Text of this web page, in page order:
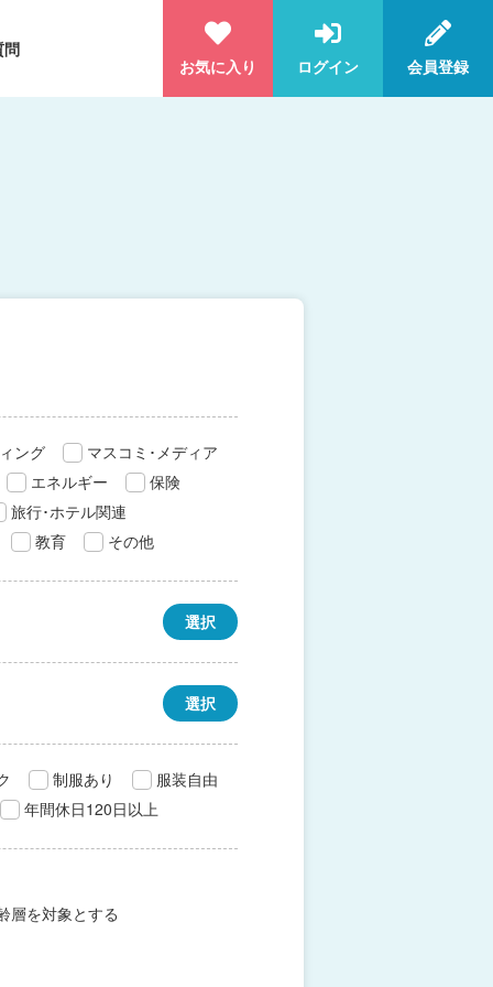
問
お気に入り
ログイン 会員登録
ング
マスコミ･メディア
エネルギー
保険
旅行･ホテル関連
教育
その他
選択
選択
制服あり
服装自由
年間休日120日以上
層を対象とする